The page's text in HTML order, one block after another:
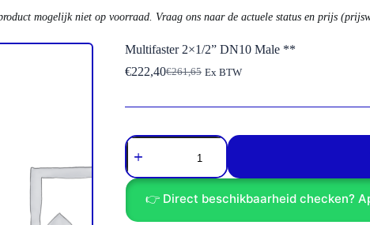
mogelijk niet op voorraad. Vraag ons naar de actuele status en prijs
Multifaster 2×1/2” DN10 Male **
€261,65
Oorspronkelijke
was:
€222,40Huidige
is:
Ex BTW
Multifaster
2x1/2''
DN10
Male
aantal
👉 Direct beschikbaarheid checken?